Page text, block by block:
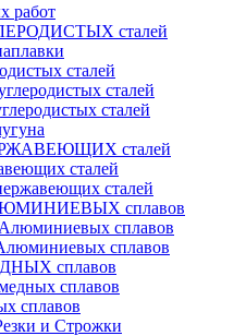
работ
сталей
сталей
сталей
сталей
сталей
сталей
сталей
сплавов
сплавов
сплавов
сплавов
сплавов
сплавов
и Строжки